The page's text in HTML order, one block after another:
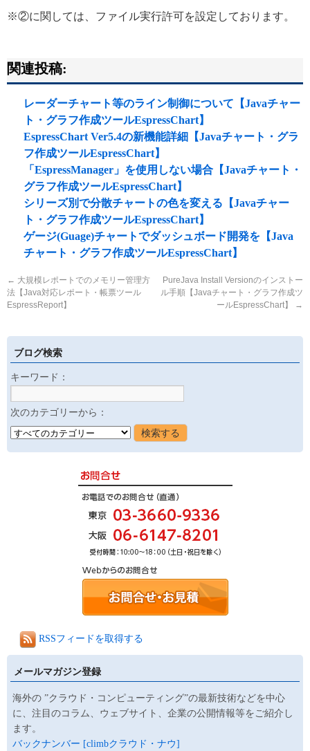
※②に関しては、ファイル実行許可を設定しております。
関連投稿:
レーダーチャート等のライン制御について【Javaチャー
ト・グラフ作成ツールEspressChart】
EspressChart Ver5.4の新機能詳細【Javaチャート・グラ
フ作成ツールEspressChart】
「EspressManager」を使用しない場合【Javaチャート・
グラフ作成ツールEspressChart】
シリーズ別で分散チャートの色を変える【Javaチャー
ト・グラフ作成ツールEspressChart】
ゲージ(Guage)チャートでダッシュボード開発を【Java
チャート・グラフ作成ツールEspressChart】
← 大規模レポートでのメモリー管理方
法【Java対応レポート・帳票ツール
EspressReport】
PureJava Install Versionのインストー
ル手順【Javaチャート・グラフ作成ツ
ールEspressChart】
→
ブログ検索
キーワード：
次のカテゴリーから：
RSSフィードを取得する
メールマガジン登録
海外の ”クラウド・コンピューティング”の最新技術などを中心
に、注目のコラム、ウェブサイト、企業の公開情報等をご紹介し
ます。
バックナンバー [climbクラウド・ナウ]